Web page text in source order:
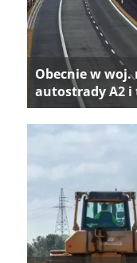
Obecnie w
autostrady A2 i